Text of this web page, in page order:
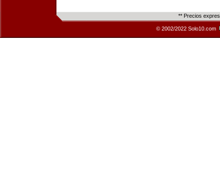
** Precios
© 2002/2022 Solo10.com